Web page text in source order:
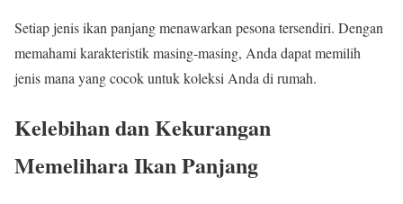
Setiap jenis ikan panjang menawarkan pesona tersendiri. Dengan
memahami karakteristik masing-masing, Anda dapat memilih
jenis mana yang cocok untuk koleksi Anda di rumah.
Kelebihan dan Kekurangan
Memelihara Ikan Panjang